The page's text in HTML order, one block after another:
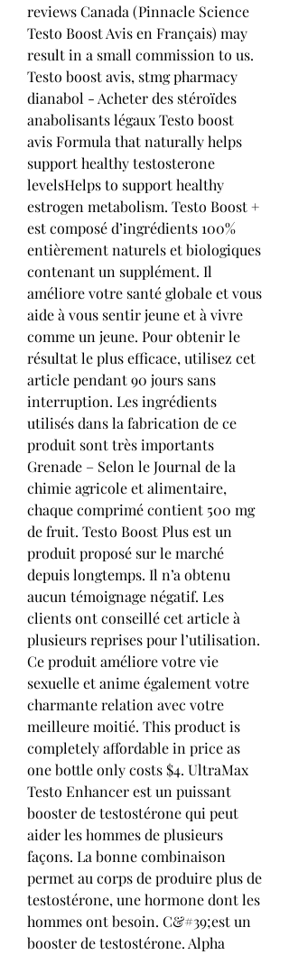
reviews Canada (Pinnacle Science
Testo Boost Avis en Français) may
result in a small commission to us.
Testo boost avis, stmg pharmacy
dianabol - Acheter des stéroïdes
anabolisants légaux Testo boost
avis Formula that naturally helps
support healthy testosterone
levelsHelps to support healthy
estrogen metabolism. Testo Boost +
est composé d’ingrédients 100%
entièrement naturels et biologiques
contenant un supplément. Il
améliore votre santé globale et vous
aide à vous sentir jeune et à vivre
comme un jeune. Pour obtenir le
résultat le plus efficace, utilisez cet
article pendant 90 jours sans
interruption. Les ingrédients
utilisés dans la fabrication de ce
produit sont très importants
Grenade – Selon le Journal de la
chimie agricole et alimentaire,
chaque comprimé contient 500 mg
de fruit. Testo Boost Plus est un
produit proposé sur le marché
depuis longtemps. Il n’a obtenu
aucun témoignage négatif. Les
clients ont conseillé cet article à
plusieurs reprises pour l’utilisation.
Ce produit améliore votre vie
sexuelle et anime également votre
charmante relation avec votre
meilleure moitié. This product is
completely affordable in price as
one bottle only costs $4. UltraMax
Testo Enhancer est un puissant
booster de testostérone qui peut
aider les hommes de plusieurs
façons. La bonne combinaison
permet au corps de produire plus de
testostérone, une hormone dont les
hommes ont besoin. C&#39;est un
booster de testostérone. Alpha